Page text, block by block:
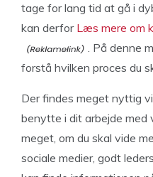
tage for lang tid at gå i
kan derfor Læs mere om
. På denne
forstå hvilken proces du
Der findes meget nyttig
benytte i dit arbejde med
meget, om du skal vide
sociale medier, godt